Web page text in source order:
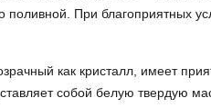
поливной. При благоприятных
как кристалл, имеет
собой белую твердую